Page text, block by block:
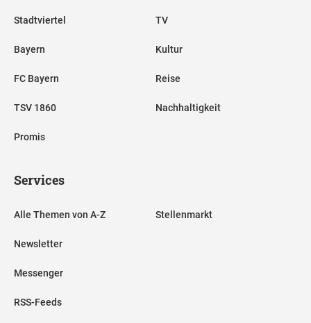
Stadtviertel
Bayern
FC Bayern
TSV 1860
Promis
TV
Kultur
Reise
Nachhaltigkeit
Services
Alle Themen von A-Z
Newsletter
Messenger
RSS-Feeds
Stellenmarkt